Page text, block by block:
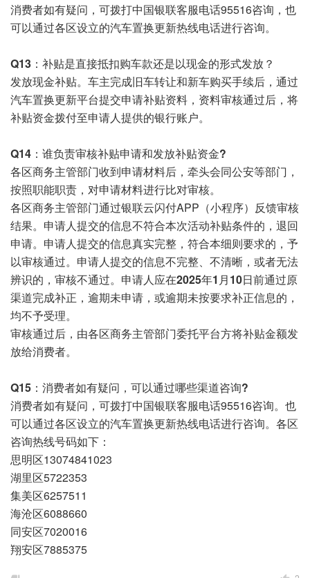
消费者如有疑问，可拨打中国银联客服电话95516咨询，也
可以通过各区设立的汽车置换更新热线电话进行咨询。
Q13： 补贴是直接抵扣购车款还是以现金的形式发放？
发放现金补贴。车主完成旧车转让和新车购买手续后，通过
汽车置换更新平台提交申请补贴资料，资料审核通过后，将
补贴资金拨付至申请人提供的银行账户。
Q14： 谁负责审核补贴申请和发放补贴资金?
各区商务主管部门收到申请材料后，牵头会同公安等部门，
按照职能职责，对申请材料进行比对审核。
各区商务主管部门通过银联云闪付APP（小程序）反馈审核
结果。申请人提交的信息不符合本次活动补贴条件的，退回
申请。申请人提交的信息真实完整，符合本细则要求的，予
以审核通过。申请人提交的信息不完整、不清晰，或者无法
辨识的，审核不通过。申请人应在2025年1月10日前通过原
渠道完成补正，逾期未申请，或逾期未按要求补正信息的，
均不予受理。
审核通过后，由各区商务主管部门委托平台方将补贴金额发
放给消费者。
Q15： 消费者如有疑问，可以通过哪些渠道咨询?
消费者如有疑问，可拨打中国银联客服电话95516咨询。也
可以通过各区设立的汽车置换更新热线电话进行咨询。各区
咨询热线号码如下：
思明区13074841023
湖里区5722353
集美区6257511
海沧区6088660
同安区7020016
翔安区7885375